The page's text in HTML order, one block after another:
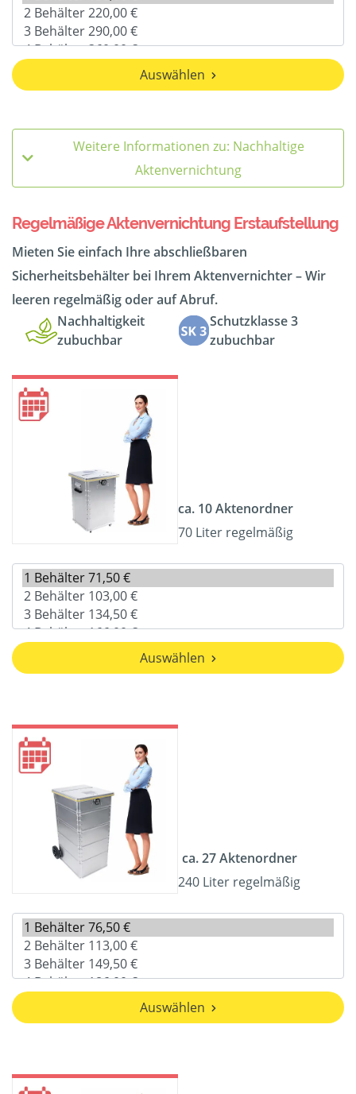
Auswählen
Weitere Informationen zu: Nachhaltige
Aktenvernichtung
Regelmäßige Aktenvernichtung Erstaufstellung
Mieten Sie einfach Ihre abschließbaren
Sicherheitsbehälter bei Ihrem Aktenvernichter – Wir
leeren regelmäßig oder auf Abruf.
Nachhaltigkeit
zubuchbar
Schutzklasse 3
zubuchbar
ca. 10 Aktenordner
70 Liter regelmäßig
Auswählen
ca. 27 Aktenordner
240 Liter regelmäßig
Auswählen